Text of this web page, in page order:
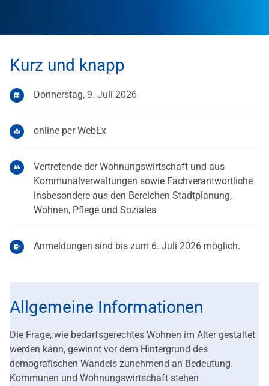
Kurz und knapp
Donnerstag, 9. Juli 2026
online per WebEx
Vertretende der Wohnungswirtschaft und aus
Kommunalverwaltungen sowie Fachverantwortliche
insbesondere aus den Bereichen Stadtplanung,
Wohnen, Pflege und Soziales
Anmeldungen sind bis zum 6. Juli 2026 möglich.
Allgemeine Informationen
Die Frage, wie bedarfsgerechtes Wohnen im Alter gestaltet
werden kann, gewinnt vor dem Hintergrund des
demografischen Wandels zunehmend an Bedeutung.
Kommunen und Wohnungswirtschaft stehen